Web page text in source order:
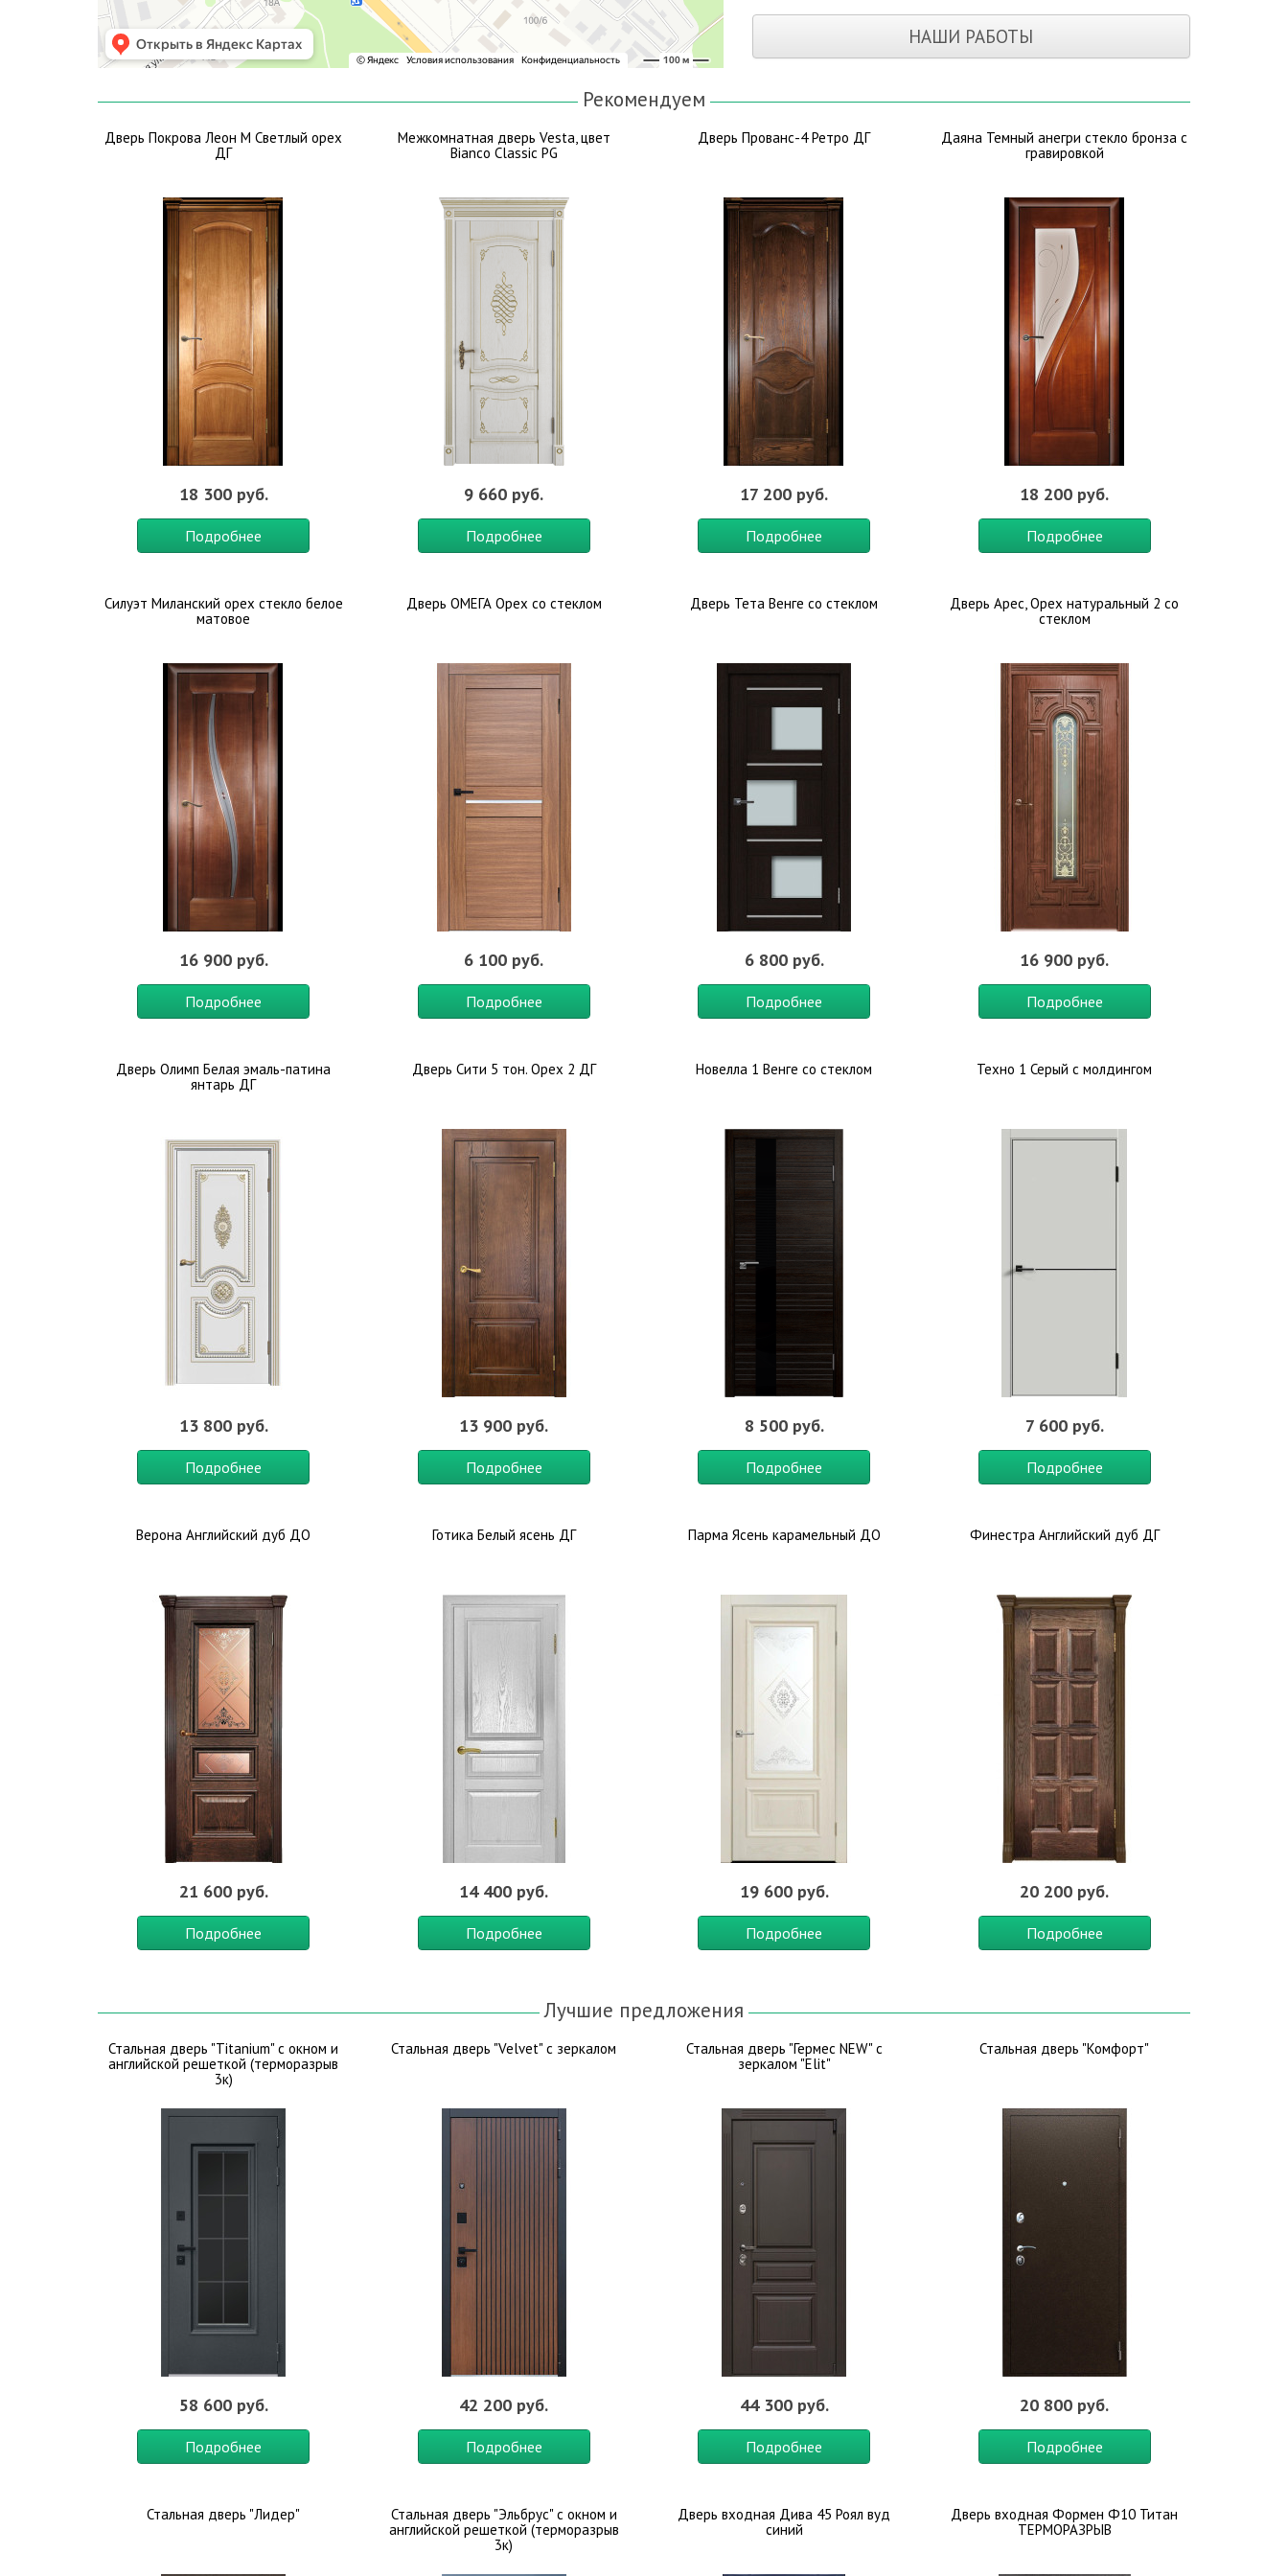
НАШИ РАБОТЫ
Рекомендуем
Дверь Покрова Леон М Светлый орех
ДГ
18 300 руб.
Подробнее
Межкомнатная дверь Vesta, цвет
Bianco Classic PG
9 660 руб.
Подробнее
Дверь Прованс-4 Ретро ДГ
17 200 руб.
Подробнее
Даяна Темный анегри стекло бронза с
гравировкой
18 200 руб.
Подробнее
Силуэт Миланский орех стекло белое
матовое
16 900 руб.
Подробнее
Дверь ОМЕГА Орех со стеклом
6 100 руб.
Подробнее
Дверь Тета Венге со стеклом
6 800 руб.
Подробнее
Дверь Арес, Орех натуральный 2 со
стеклом
16 900 руб.
Подробнее
Дверь Олимп Белая эмаль-патина
янтарь ДГ
13 800 руб.
Подробнее
Дверь Сити 5 тон. Орех 2 ДГ
13 900 руб.
Подробнее
Новелла 1 Венге со стеклом
8 500 руб.
Подробнее
Техно 1 Серый с молдингом
7 600 руб.
Подробнее
Верона Английский дуб ДО
21 600 руб.
Подробнее
Готика Белый ясень ДГ
14 400 руб.
Подробнее
Парма Ясень карамельный ДО
19 600 руб.
Подробнее
Финестра Английский дуб ДГ
20 200 руб.
Подробнее
Лучшие предложения
Стальная дверь "Titanium" с окном и
английской решеткой (терморазрыв
3к)
58 600 руб.
Подробнее
Стальная дверь "Velvet" с зеркалом
42 200 руб.
Подробнее
Стальная дверь "Гермес NEW" с
зеркалом "Elit"
44 300 руб.
Подробнее
Стальная дверь "Комфорт"
20 800 руб.
Подробнее
Стальная дверь "Лидер"
Стальная дверь "Эльбрус" с окном и
английской решеткой (терморазрыв
3к)
Дверь входная Дива 45 Роял вуд
синий
Дверь входная Формен Ф10 Титан
ТЕРМОРАЗРЫВ